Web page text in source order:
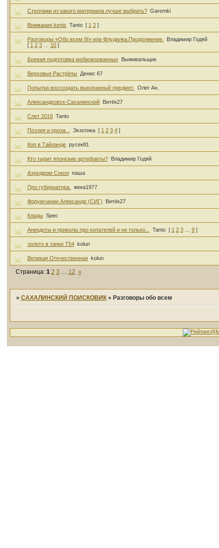
Стеллажи из какого материала лучше выбрать? Garemki
Внимание kenis Tanto [ 1 2 ]
Разговоры «Обо всем III» или Флудилка.Продолжение.
Владимир Годяй
[ 1 2 3 10 ]
Боевая подготовка мобилизованных Выживальщик
Верховья Растрёпы Денис 67
Попытка воссоздать выкопанный предмет. Олег Ан.
Александровск-Сахалинский Витёк27
Слет 2019 Tanto
Поэзия и проза... Экзотика [ 1 2 3 4 ]
Коп в Тайланде русек81
Кто тырит японские артефакты? Владимир Годяй
Аэродром Сокол паша
Про губернатора. жека1977
Форумчанин Александр (СИГ) Витёк27
Клады Spec
Анекдоты и приколы про копателей и не только... Tanto [ 1 2 3 9 ]
золото в танке Т54 kolun
Великая Отечественная kolun
Страница: 1 2 3 … 12 »
» САХАЛИНСКИЙ ПОИСКОВИК » Разговоры обо всем